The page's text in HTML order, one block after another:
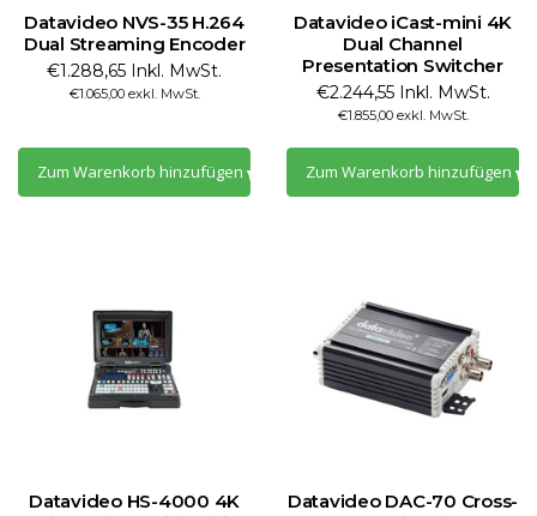
Datavideo NVS-35 H.264
Dual Streaming Encoder
€1.288,65 Inkl. MwSt.
€1.065,00 exkl. MwSt.
Zum Warenkorb hinzufügen
Datavideo iCast-mini 4K
Dual Channel
Presentation Switcher
€2.244,55 Inkl. MwSt.
€1.855,00 exkl. MwSt.
Zum Warenkorb hinzufügen
Datavideo HS-4000 4K
Datavideo DAC-70 Cross-